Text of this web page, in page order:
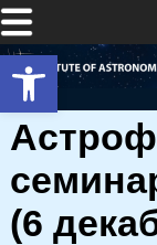
Open toolbar
(6